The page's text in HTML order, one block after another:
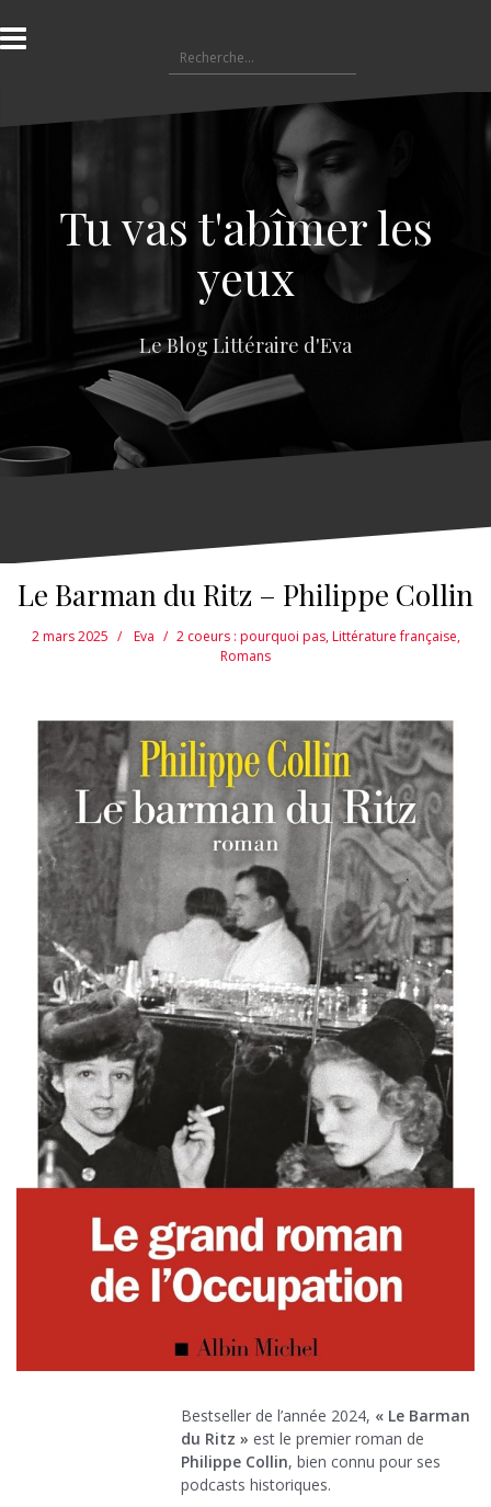
l
a
e
e
Tu vas t'abîmer les
yeux
Le Blog Littéraire d'Eva
Le Barman du Ritz – Philippe Collin
2 mars 2025 Eva 2 coeurs : pourquoi pas,Littérature française,
Romans
Bestseller de l’année 2024, « Le Barman
du Ritz » est le premier roman de
Philippe Collin, bien connu pour ses
podcasts historiques.